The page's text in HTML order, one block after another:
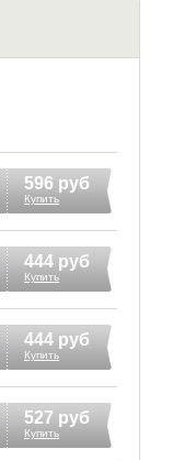
596 руб
Купить
444 руб
Купить
444 руб
Купить
527 руб
Купить